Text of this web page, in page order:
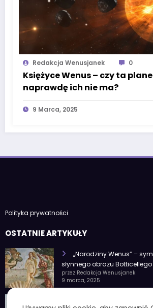
Redakcja Wenusjanek 0
Księżyce Wenus – czy ta
naprawdę ich nie ma?
9 Marca, 2025
Polityka prywatności
OSTATNIE ARTYKUŁY
„Narodziny Wenus” –
słynnego obrazu Botticellego
przez Redakcja Wenusjanek
9 marca, 2025